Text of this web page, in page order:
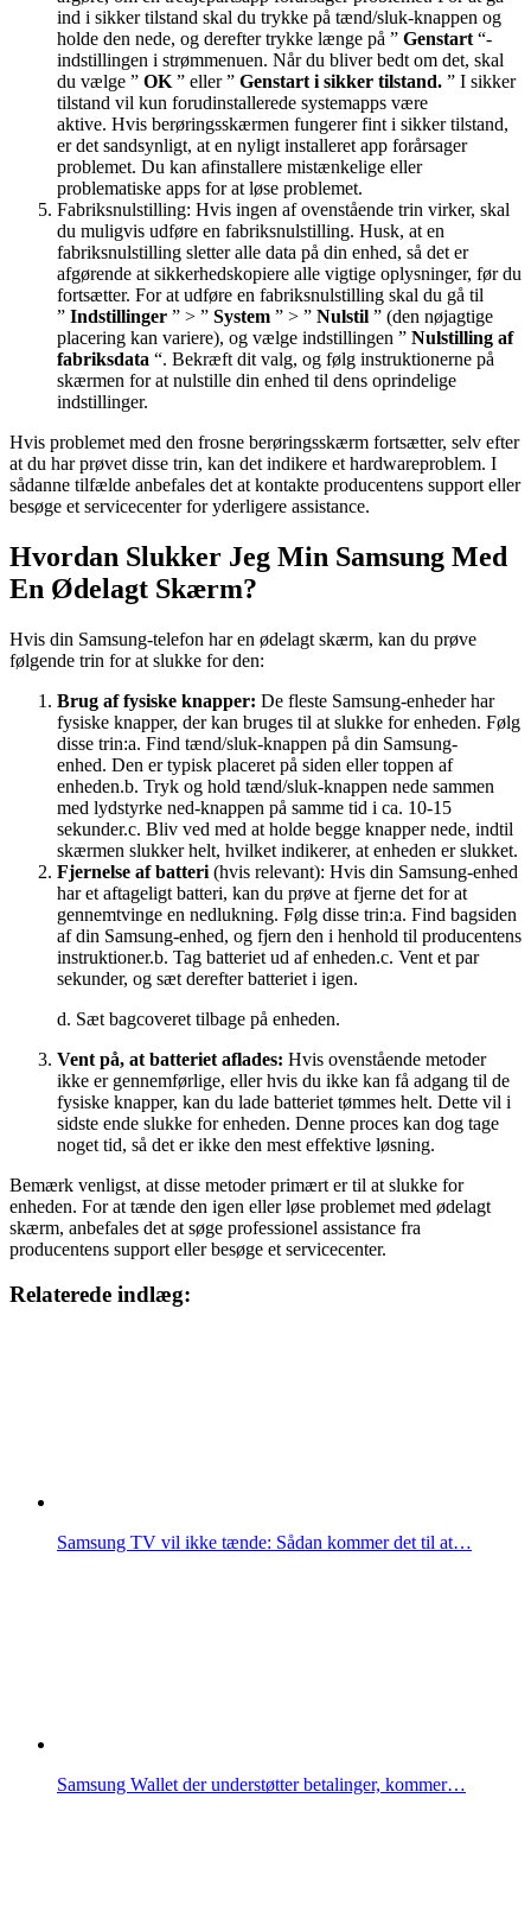
ind i sikker tilstand skal du trykke på tænd/sluk-knappen og
holde den nede, og derefter trykke længe på ” Genstart “-
indstillingen i strømmenuen. Når du bliver bedt om det, skal
du vælge ” OK ” eller ” Genstart i sikker tilstand. ” I sikker
tilstand vil kun forudinstallerede systemapps være
aktive. Hvis berøringsskærmen fungerer fint i sikker tilstand,
er det sandsynligt, at en nyligt installeret app forårsager
problemet. Du kan afinstallere mistænkelige eller
problematiske apps for at løse problemet.
Fabriksnulstilling: Hvis ingen af ​​ovenstående trin virker, skal
du muligvis udføre en fabriksnulstilling. Husk, at en
fabriksnulstilling sletter alle data på din enhed, så det er
afgørende at sikkerhedskopiere alle vigtige oplysninger, før du
fortsætter. For at udføre en fabriksnulstilling skal du gå til
” Indstillinger ” > ” System ” > ” Nulstil ” (den nøjagtige
placering kan variere), og vælge indstillingen ” Nulstilling af
fabriksdata “. Bekræft dit valg, og følg instruktionerne på
skærmen for at nulstille din enhed til dens oprindelige
indstillinger.
Hvis problemet med den frosne berøringsskærm fortsætter, selv efter
at du har prøvet disse trin, kan det indikere et hardwareproblem. I
sådanne tilfælde anbefales det at kontakte producentens support eller
besøge et servicecenter for yderligere assistance.
Hvordan Slukker Jeg Min Samsung Med
En Ødelagt Skærm?
Hvis din Samsung-telefon har en ødelagt skærm, kan du prøve
følgende trin for at slukke for den:
Brug af fysiske knapper: De fleste Samsung-enheder har
fysiske knapper, der kan bruges til at slukke for enheden. Følg
disse trin:a. Find tænd/sluk-knappen på din Samsung-
enhed. Den er typisk placeret på siden eller toppen af ​​
enheden.b. Tryk og hold tænd/sluk-knappen nede sammen
med lydstyrke ned-knappen på samme tid i ca. 10-15
sekunder.c. Bliv ved med at holde begge knapper nede, indtil
skærmen slukker helt, hvilket indikerer, at enheden er slukket.
Fjernelse af batteri (hvis relevant): Hvis din Samsung-enhed
har et aftageligt batteri, kan du prøve at fjerne det for at
gennemtvinge en nedlukning. Følg disse trin:a. Find bagsiden
af ​​din Samsung-enhed, og fjern den i henhold til producentens
instruktioner.b. Tag batteriet ud af enheden.c. Vent et par
sekunder, og sæt derefter batteriet i igen.
d. Sæt bagcoveret tilbage på enheden.
Vent på, at batteriet aflades: Hvis ovenstående metoder
ikke er gennemførlige, eller hvis du ikke kan få adgang til de
fysiske knapper, kan du lade batteriet tømmes helt. Dette vil i
sidste ende slukke for enheden. Denne proces kan dog tage
noget tid, så det er ikke den mest effektive løsning.
Bemærk venligst, at disse metoder primært er til at slukke for
enheden. For at tænde den igen eller løse problemet med ødelagt
skærm, anbefales det at søge professionel assistance fra
producentens support eller besøge et servicecenter.
Relaterede indlæg:
Samsung TV vil ikke tænde: Sådan kommer det til at…
Samsung Wallet der understøtter betalinger, kommer…